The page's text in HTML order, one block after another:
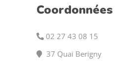
Coordonnées
02 27 43 08 15
37 Quai Berigny